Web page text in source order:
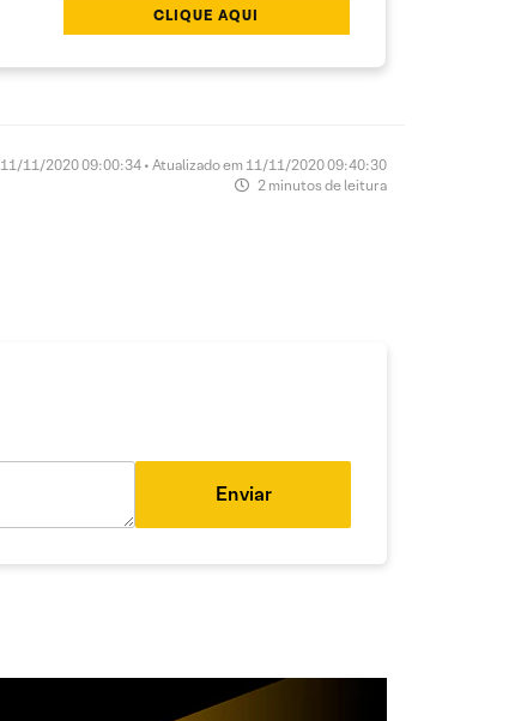
CLIQUE AQUI
11/11/2020 09:00:34 • Atualizado em 11/11/2020 09:40:30
2 minutos de leitura
Enviar